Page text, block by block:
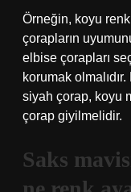
Örneğin, koyu
çorapların
elbise çorapları
korumak
siyah çorap, koyu
çorap giyilmelidir.
Saks